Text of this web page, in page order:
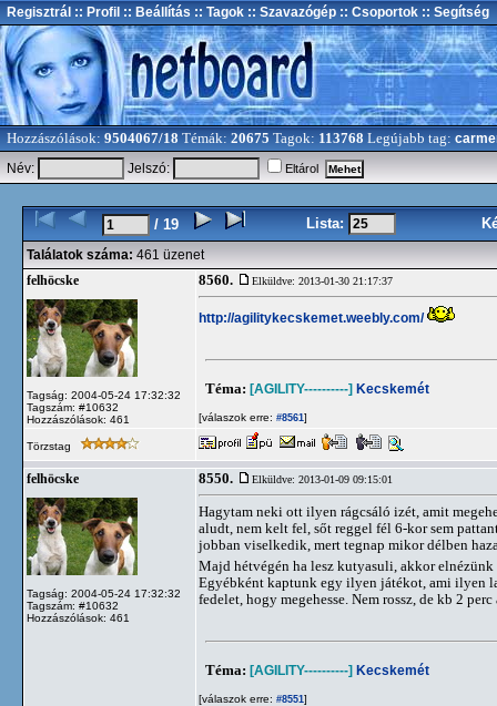
Regisztrál :: Profil :: Beállítás :: Tagok :: Szavazógép :: Csoportok :: Segítség
Hozzászólások: 9504067/18 Témák: 20675 Tagok: 113768 Legújabb tag:
Név:
Jelszó: Eltárol
/ 19 Lista:
Találatok száma: 461 üzenet
felhöcske
Tagság: 2004-05-24 17:32:32
Tagszám: #10632
Hozzászólások: 461
8560. Elküldve: 2013-01-30 21:17:37
http://agilitykecskemet.weebly.com/
Téma: [AGILITY----------] Kecskemét
[válaszok erre: #8561]
Törzstag
felhöcske
Tagság: 2004-05-24 17:32:32
Tagszám: #10632
Hozzászólások: 461
8550. Elküldve: 2013-01-09 09:15:01
Hagytam neki ott ilyen rágcsáló izét, amit
aludt, nem kelt fel, sőt reggel fél 6-kor sem
jobban viselkedik, mert tegnap mikor délben
Majd hétvégén ha lesz kutyasuli, akkor
Egyébként kaptunk egy ilyen játékot, ami ilyen
fedelet, hogy megehesse. Nem rossz, de kb 2
Téma: [AGILITY----------] Kecskemét
[válaszok erre: #8551]